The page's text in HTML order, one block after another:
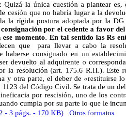
: Quizá la única cuestión a plantear
cesión que no habría lugar a la
la rígida postura adoptada por la
por el cedente a favor
ese momento. En tal sentido las Rs
que para llevar a cabo la
haberse consignado en un
devuelto al adquirente o
la resolución (art. 175.6 R.H.). Este
y otra parte, el deber de «restituirse
del Código Civil. Se trata de un
por rescisión, uno de los
cumpla por su parte lo que le
- 3 págs. - 170 KB)
Otros formatos